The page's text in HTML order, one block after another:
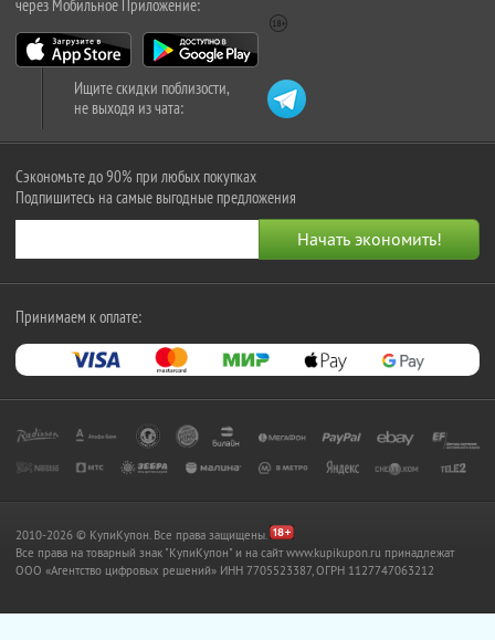
через Мобильное Приложение:
Ищите скидки поблизости,
не выходя из чата:
Сэкономьте до 90% при любых покупках
Подпишитесь на самые выгодные предложения
Принимаем к оплате:
2010-2026 © КупиКупон. Все права защищены.
Все права на товарный знак "КупиКупон" и на сайт www.kupikupon.ru принадлежат
OOO «Агентство цифровых решений» ИНН 7705523387, ОГРН 1127747063212